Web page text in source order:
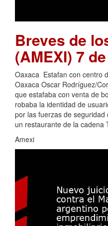
Breves de
(AMEXI) 7
Oaxaca Estafan con centro
Oaxaca Oscar Rodríguez/
que estafaba con venta de
robaba la identidad de
por las fuerzas de
un restaurante de la
Amexi